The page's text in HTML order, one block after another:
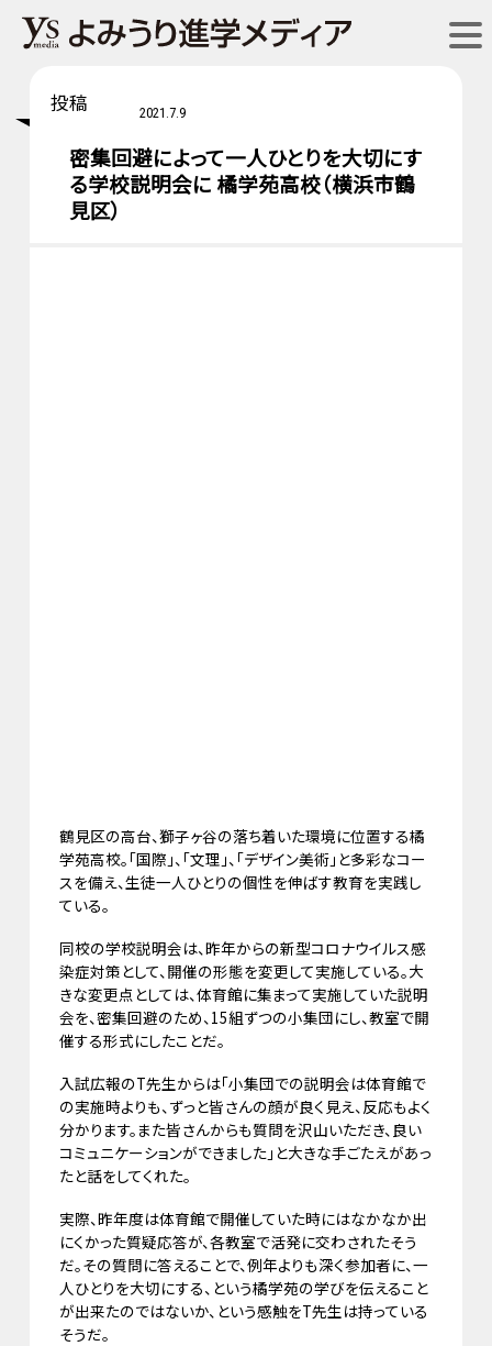
投稿 2021.7.9
密集回避によって一人ひとりを大切にす
る学校説明会に 橘学苑高校（横浜市鶴
見区）
鶴見区の高台、獅子ヶ谷の落ち着いた環境に位置する橘
学苑高校。「国際」、「文理」、「デザイン美術」と多彩なコー
スを備え、生徒一人ひとりの個性を伸ばす教育を実践し
ている。
同校の学校説明会は、昨年からの新型コロナウイルス感
染症対策として、開催の形態を変更して実施している。大
きな変更点としては、体育館に集まって実施していた説明
会を、密集回避のため、15組ずつの小集団にし、教室で開
催する形式にしたことだ。
入試広報のT先生からは「小集団での説明会は体育館で
の実施時よりも、ずっと皆さんの顔が良く見え、反応もよく
分かります。また皆さんからも質問を沢山いただき、良い
コミュニケーションができました」と大きな手ごたえがあっ
たと話をしてくれた。
実際、昨年度は体育館で開催していた時にはなかなか出
にくかった質疑応答が、各教室で活発に交わされたそう
だ。その質問に答えることで、例年よりも深く参加者に、一
人ひとりを大切にする、という橘学苑の学びを伝えること
が出来たのではないか、という感触をT先生は持っている
そうだ。